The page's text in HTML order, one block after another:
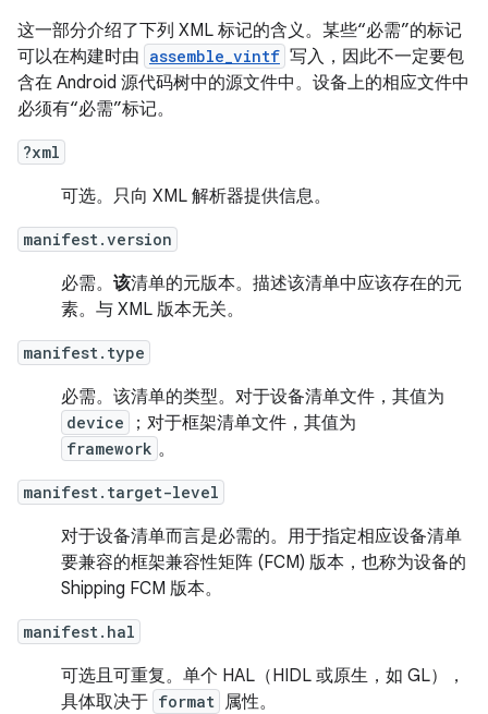
这一部分介绍了下列 XML 标记的含义。某些“必需”的标记
可以在构建时由 assemble_vintf 写入，因此不一定要包
含在 Android 源代码树中的源文件中。设备上的相应文件中
必须有“必需”标记。
?xml
可选。只向 XML 解析器提供信息。
manifest.version
必需。 该清单的元版本。描述该清单中应该存在的元
素。与 XML 版本无关。
manifest.type
必需。该清单的类型。对于设备清单文件，其值为
device ；对于框架清单文件，其值为
framework 。
manifest.target-level
对于设备清单而言是必需的。用于指定相应设备清单
要兼容的框架兼容性矩阵 (FCM) 版本，也称为设备的
Shipping FCM 版本。
manifest.hal
可选且可重复。单个 HAL（HIDL 或原生，如 GL），
具体取决于 format 属性。